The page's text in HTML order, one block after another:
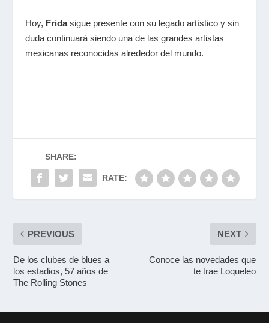
Hoy, Fridasigue presente con su legado artístico y sin
duda continuará siendo una de las grandes artistas
mexicanas reconocidas alrededor del mundo.
SHARE:
RATE:
PREVIOUS
De los clubes de blues a
los estadios, 57 años de
The Rolling Stones
NEXT
Conoce las novedades que
te trae Loqueleo